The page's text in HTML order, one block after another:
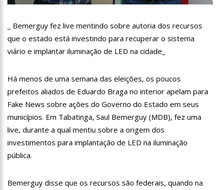
13:07 Greve de ônibus é suspensa a pedido do prefeito de
12:55 PIB do Japão registra crescimento pela primeira vez em 3
trimestres
12:49 Anitta diz que ficou dez meses sem sexo e revela como se
houve traição”
12:23 Influenciadora e ex são encontrados mortos em carro no
interior de SP
14:56 Vídeo: Reação de Ana Clara após não pegar buquê em
casamento viraliza: “Filho da put*! Nojento!”
14:52
Procon-AM orienta população que Lei do Troco é válida e
deve ser respeitada
11:59
11:52 Petrobras anuncia nova política de preços de combustíveis
_ Bemerguy fez live mentindo sobre autoria dos recursos
que o estado está investindo para recuperar o sistema
viário e implantar iluminação de LED na cidade_
Há menos de uma semana das eleições, os poucos
prefeitos aliados de Eduardo Braga no interior apelam para
Fake News sobre ações do Governo do Estado em seus
municípios. Em Tabatinga, Saul Bemerguy (MDB), fez uma
live, durante a qual mentiu sobre a origem dos
investimentos para implantação de LED na iluminação
pública.
Bemerguy disse que os recursos são federais, quando na